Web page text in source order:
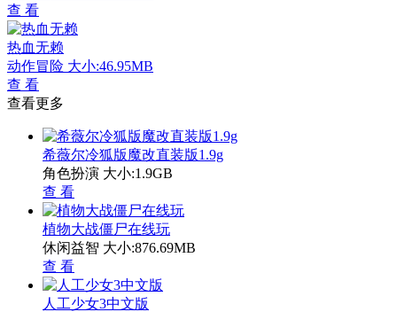
查 看
热血无赖
动作冒险 大小:46.95MB
查 看
查看更多
希薇尔冷狐版魔改直装版1.9g
角色扮演 大小:1.9GB
查 看
植物大战僵尸在线玩
休闲益智 大小:876.69MB
查 看
人工少女3中文版